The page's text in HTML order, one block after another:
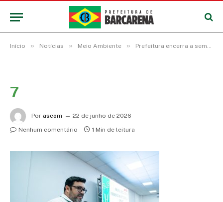
Início » Notícias » Meio Ambiente » Prefeitura encerra a semana do Meio Ambiente de Barcarena com palestras sobre Educação Ambiental e Sustentabilidade
7
Por ascom
22 de junho de 2026
Nenhum comentário
1 Min de leitura